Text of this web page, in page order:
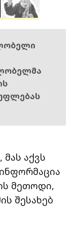
აქვს
მეთოდი,
შესახებ